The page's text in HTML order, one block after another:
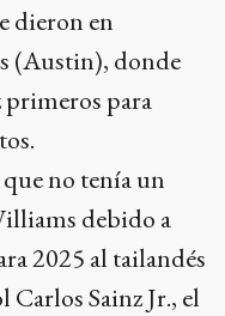
dieron en
(Austin), donde
para
que no tenía un
debido a
2025 al tailandés
Sainz Jr., el